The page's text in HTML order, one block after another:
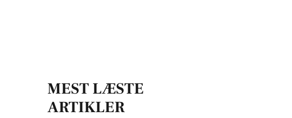
MEST LÆSTE
ARTIKLER